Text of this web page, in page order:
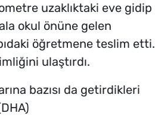
uzaklıktaki eve gidip
okul önüne gelen
öğretmene teslim etti.
ulaştırdı.
bazısı da getirdikleri